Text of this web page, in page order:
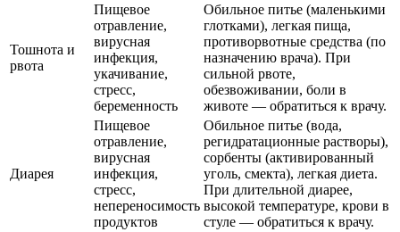
Тошнота и
рвота
Пищевое
отравление,
вирусная
инфекция,
укачивание,
стресс,
беременность
Обильное питье (маленькими
глотками), легкая пища,
противорвотные средства (по
назначению врача). При
сильной рвоте,
обезвоживании, боли в
животе — обратиться к врачу.
Диарея
Пищевое
отравление,
вирусная
инфекция,
стресс,
непереносимость
продуктов
Обильное питье (вода,
регидратационные растворы),
сорбенты (активированный
уголь, смекта), легкая диета.
При длительной диарее,
высокой температуре, крови в
стуле — обратиться к врачу.